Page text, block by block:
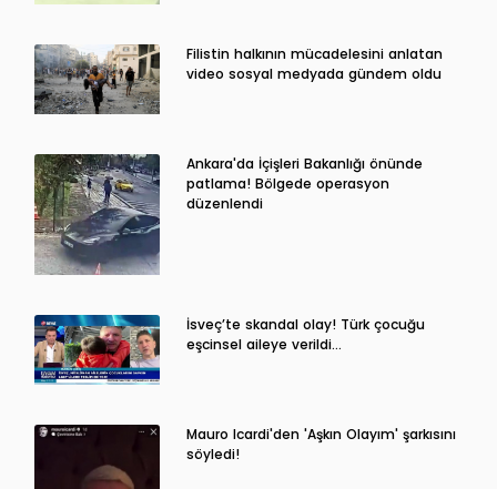
Filistin halkının mücadelesini anlatan
video sosyal medyada gündem oldu
Ankara'da İçişleri Bakanlığı önünde
patlama! Bölgede operasyon
düzenlendi
İsveç’te skandal olay! Türk çocuğu
eşcinsel aileye verildi…
Mauro Icardi'den 'Aşkın Olayım' şarkısını
söyledi!